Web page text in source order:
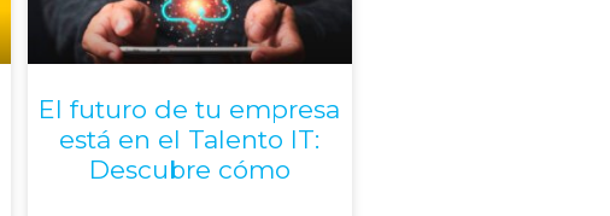
El futuro de tu empresa
está en el Talento IT:
Descubre cómo